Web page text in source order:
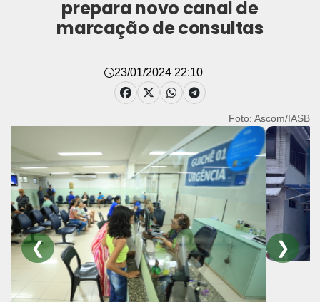
prepara novo canal de
marcação de consultas
23/01/2024 22:10
Foto: Ascom/IASB
❮ ❯